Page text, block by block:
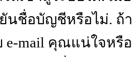
นชื่อบัญชีหรือไม่.
mail คุณแน่ใจหรื